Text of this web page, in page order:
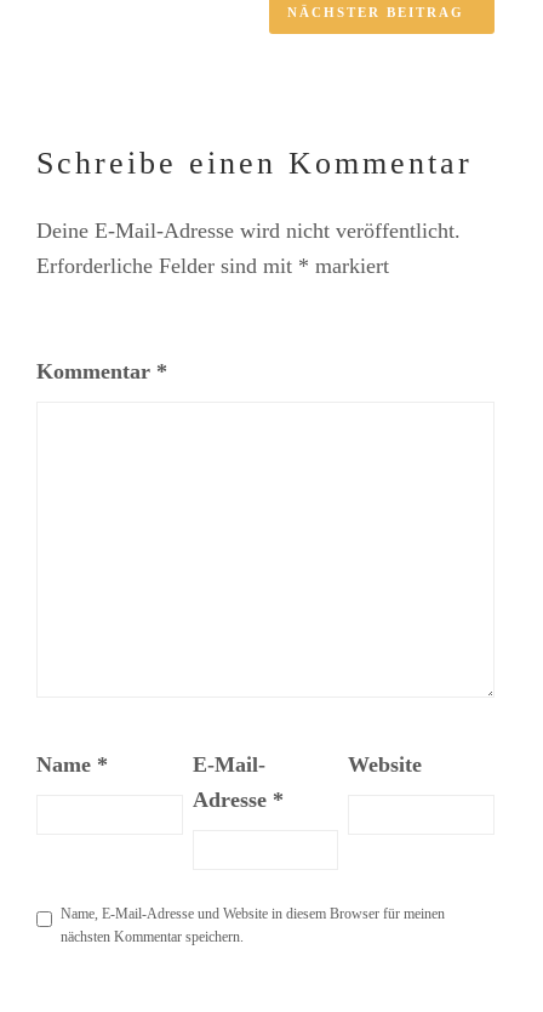
NÄCHSTER BEITRAG
Schreibe einen Kommentar
Deine E-Mail-Adresse wird nicht veröffentlicht.
Erforderliche Felder sind mit * markiert
Kommentar *
Name *
E-Mail-
Adresse *
Website
Name, E-Mail-Adresse und Website in diesem Browser für meinen
nächsten Kommentar speichern.